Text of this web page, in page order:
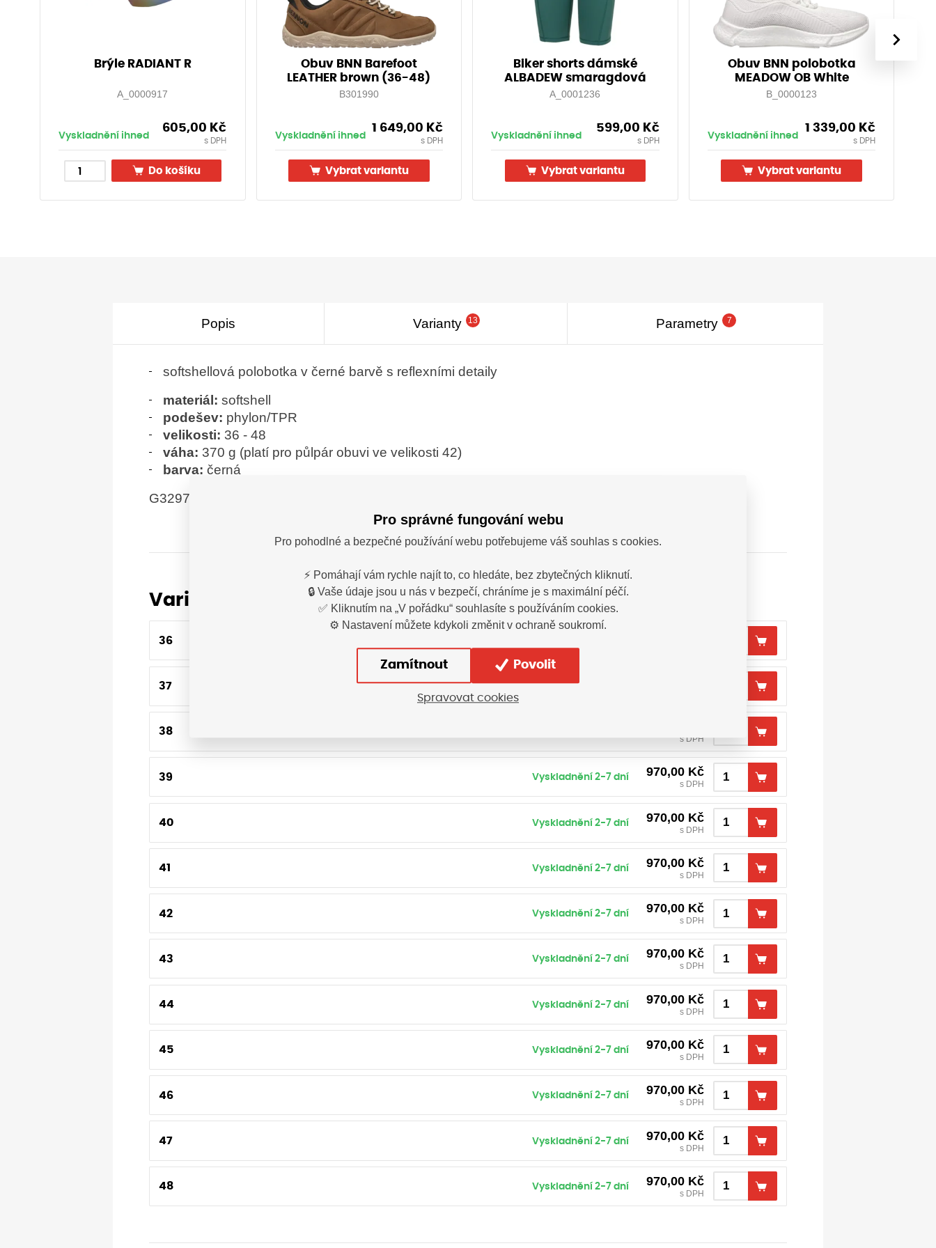
Brýle RADIANT R
A_0000917
Vyskladnění ihned
605,00 Kč
s DPH
Do košíku
Obuv BNN Barefoot
LEATHER brown (36-48)
B301990
Vyskladnění ihned
1 649,00 Kč
s DPH
Vybrat variantu
Biker shorts dámské
ALBADEW smaragdová
A_0001236
Vyskladnění ihned
599,00 Kč
s DPH
Vybrat variantu
Obuv BNN polobotka
MEADOW OB White
B_0000123
Vyskladnění ihned
1 339,00 Kč
s DPH
Vybrat variantu
›
Popis Varianty 13 Parametry 7
softshellová polobotka v černé barvě s reflexními detaily
materiál: softshell
podešev: phylon/TPR
velikosti: 36 - 48
váha: 370 g (platí pro půlpár obuvi ve velikosti 42)
barva: černá
G3297
Varianty
36
37 Vyskladnění 2-7 dní
38
s DPH
39 Vyskladnění 2-7 dní 970,00 Kč
s DPH
40 Vyskladnění 2-7 dní 970,00 Kč
s DPH
41 Vyskladnění 2-7 dní 970,00 Kč
s DPH
42 Vyskladnění 2-7 dní 970,00 Kč
s DPH
43 Vyskladnění 2-7 dní 970,00 Kč
s DPH
44 Vyskladnění 2-7 dní 970,00 Kč
s DPH
45 Vyskladnění 2-7 dní 970,00 Kč
s DPH
46 Vyskladnění 2-7 dní 970,00 Kč
s DPH
47 Vyskladnění 2-7 dní 970,00 Kč
s DPH
48 Vyskladnění 2-7 dní 970,00 Kč
s DPH
Pro správné fungování webu
Pro pohodlné a bezpečné používání webu potřebujeme váš souhlas s cookies.
⚡ Pomáhají vám rychle najít to, co hledáte, bez zbytečných kliknutí.
🔒 Vaše údaje jsou u nás v bezpečí, chráníme je s maximální péčí.
✅ Kliknutím na „V pořádku“ souhlasíte s používáním cookies.
⚙️ Nastavení můžete kdykoli změnit v ochraně soukromí.
Zamítnout Povolit
Spravovat cookies